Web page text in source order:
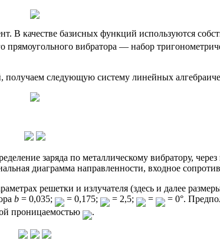
В качестве базисных функций используются
прямоугольного вибратора — набор
следующую систему линейных
заряда по металлическому вибратору, через
диаграмма направленности, входное
решетки и излучателя (здесь и далее
b = 0,035; = 0,175; = 2,5; =
= 0°.
проницаемостью .